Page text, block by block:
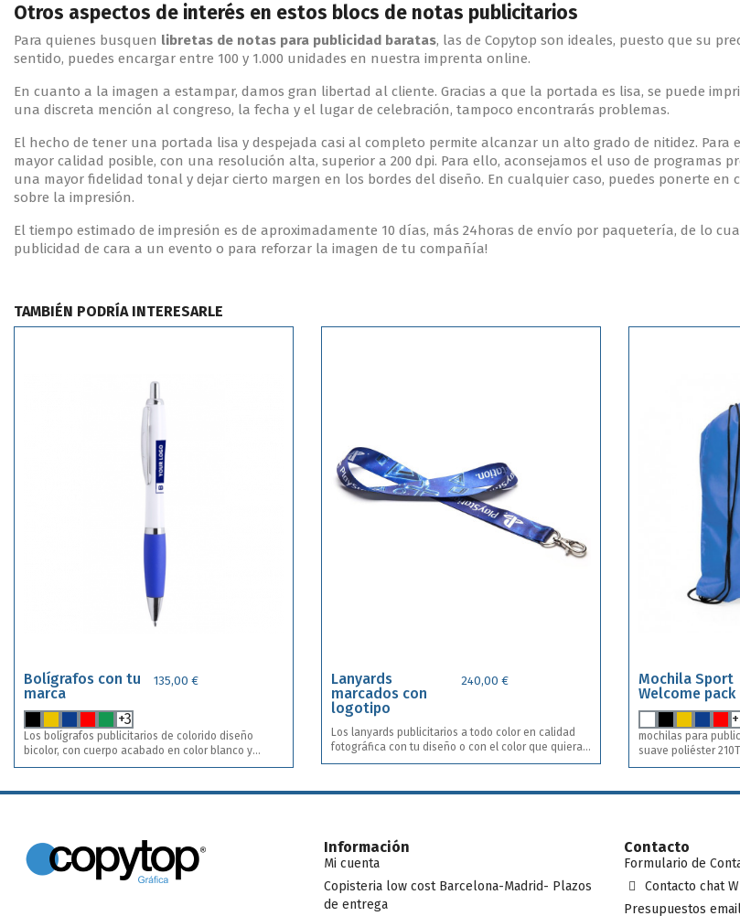
Otros aspectos de interés en estos blocs de notas publicitarios
Para quienes busquen libretas de notas para publicidad baratas, las de Copytop son ideales, puesto que su
sentido, puedes encargar entre 100 y 1.000 unidades en nuestra imprenta online.
En cuanto a la imagen a estampar, damos gran libertad al cliente. Gracias a que la portada es lisa, se puede
una discreta mención al congreso, la fecha y el lugar de celebración, tampoco encontrarás problemas.
El hecho de tener una portada lisa y despejada casi al completo permite alcanzar un alto grado de nitidez.
mayor calidad posible, con una resolución alta, superior a 200 dpi. Para ello, aconsejamos el uso de programas
una mayor fidelidad tonal y dejar cierto margen en los bordes del diseño. En cualquier caso, puedes ponerte
sobre la impresión.
El tiempo estimado de impresión es de aproximadamente 10 días, más 24horas de envío por paquetería, de lo
publicidad de cara a un evento o para reforzar la imagen de tu compañía!
TAMBIÉN PODRÍA INTERESARLE
Bolígrafos con tu
marca
135,00 €
+3
Los bolígrafos publicitarios de colorido diseño
bicolor, con cuerpo acabado en color blanco y
empuñadura en variada gama de llamativos colores.
metálico y tinta azul. Incluye impresión a una tinta y
para un mismo diseño de marcaje.
Lanyards
marcados con
logotipo
240,00 €
Los lanyards publicitarios a todo color en calidad
fotográfica con tu diseño o con el color que quieras
tus lanyards. Incluye impresión en las dos tiras.
mosquetón metálico.
Mochila Sport
Welcome pack
mochilas para
suave poliéster
gama de colores.
de polipiel a juego. Incluye impresión a una tinta a y
Información
Mi cuenta
Copisteria low cost Barcelona-Madrid- Plazos
de entrega
Contacto
Formulario de
Contacto chat
Presupuestos